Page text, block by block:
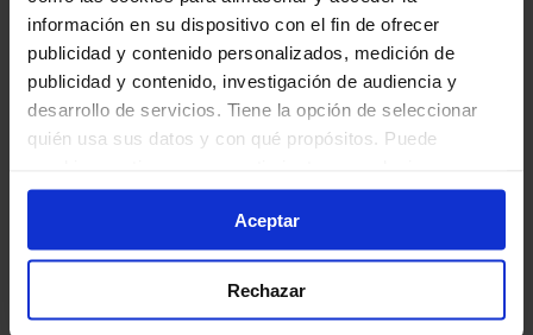
información en su dispositivo con el fin de ofrecer
publicidad y contenido personalizados, medición de
publicidad y contenido, investigación de audiencia y
desarrollo de servicios. Tiene la opción de seleccionar
quién usa sus datos y con qué propósitos. Puede
momento desde la Declaración de cookies o clicando en
el Menú de consentimiento.
Si lo permite, también quisiéramos:
Aceptar
Rechazar
Horario de vuelta
Tabla de horarios y frecuencias en sentido
vuelta de la línea 529-H de Autobuses
Interurbanos de la Comunidad de Madrid: